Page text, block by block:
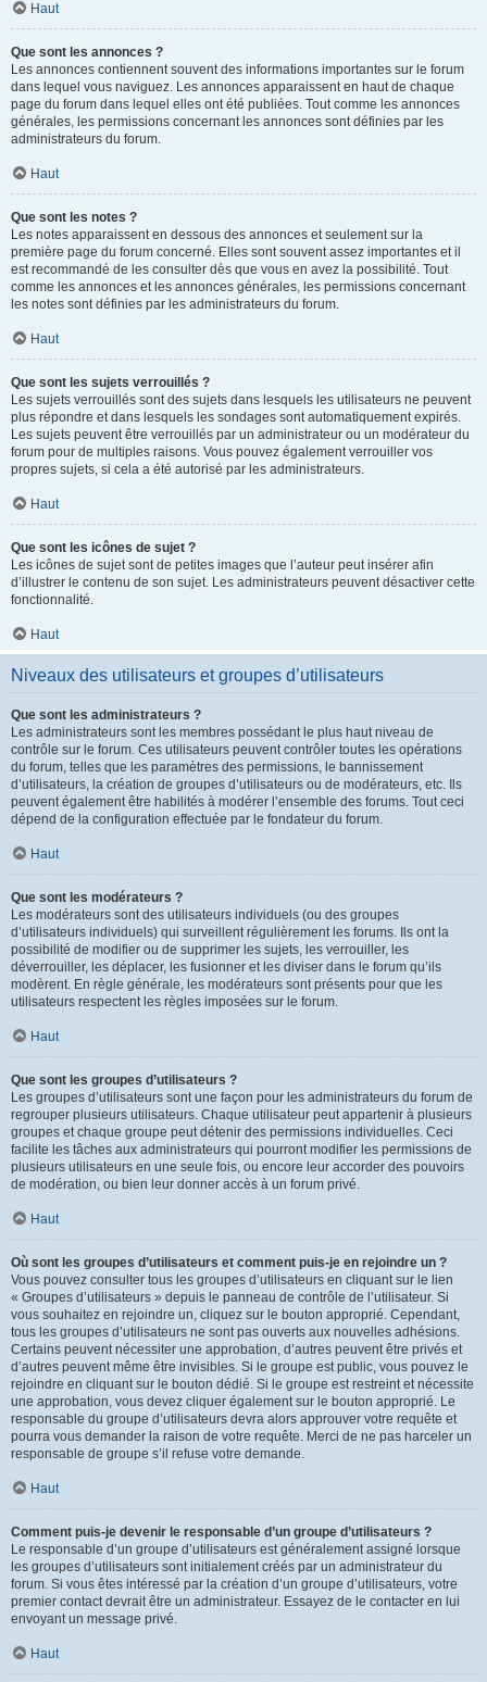
Haut
Que sont les annonces ?
Les annonces contiennent souvent des informations importantes sur le forum
dans lequel vous naviguez. Les annonces apparaissent en haut de chaque
page du forum dans lequel elles ont été publiées. Tout comme les annonces
générales, les permissions concernant les annonces sont définies par les
administrateurs du forum.
Haut
Que sont les notes ?
Les notes apparaissent en dessous des annonces et seulement sur la
première page du forum concerné. Elles sont souvent assez importantes et il
est recommandé de les consulter dès que vous en avez la possibilité. Tout
comme les annonces et les annonces générales, les permissions concernant
les notes sont définies par les administrateurs du forum.
Haut
Que sont les sujets verrouillés ?
Les sujets verrouillés sont des sujets dans lesquels les utilisateurs ne peuvent
plus répondre et dans lesquels les sondages sont automatiquement expirés.
Les sujets peuvent être verrouillés par un administrateur ou un modérateur du
forum pour de multiples raisons. Vous pouvez également verrouiller vos
propres sujets, si cela a été autorisé par les administrateurs.
Haut
Que sont les icônes de sujet ?
Les icônes de sujet sont de petites images que l’auteur peut insérer afin
d’illustrer le contenu de son sujet. Les administrateurs peuvent désactiver cette
fonctionnalité.
Haut
Niveaux des utilisateurs et groupes d’utilisateurs
Que sont les administrateurs ?
Les administrateurs sont les membres possédant le plus haut niveau de
contrôle sur le forum. Ces utilisateurs peuvent contrôler toutes les opérations
du forum, telles que les paramètres des permissions, le bannissement
d’utilisateurs, la création de groupes d’utilisateurs ou de modérateurs, etc. Ils
peuvent également être habilités à modérer l’ensemble des forums. Tout ceci
dépend de la configuration effectuée par le fondateur du forum.
Haut
Que sont les modérateurs ?
Les modérateurs sont des utilisateurs individuels (ou des groupes
d’utilisateurs individuels) qui surveillent régulièrement les forums. Ils ont la
possibilité de modifier ou de supprimer les sujets, les verrouiller, les
déverrouiller, les déplacer, les fusionner et les diviser dans le forum qu’ils
modèrent. En règle générale, les modérateurs sont présents pour que les
utilisateurs respectent les règles imposées sur le forum.
Haut
Que sont les groupes d’utilisateurs ?
Les groupes d’utilisateurs sont une façon pour les administrateurs du forum de
regrouper plusieurs utilisateurs. Chaque utilisateur peut appartenir à plusieurs
groupes et chaque groupe peut détenir des permissions individuelles. Ceci
facilite les tâches aux administrateurs qui pourront modifier les permissions de
plusieurs utilisateurs en une seule fois, ou encore leur accorder des pouvoirs
de modération, ou bien leur donner accès à un forum privé.
Haut
Où sont les groupes d’utilisateurs et comment puis-je en rejoindre un ?
Vous pouvez consulter tous les groupes d’utilisateurs en cliquant sur le lien
« Groupes d’utilisateurs » depuis le panneau de contrôle de l’utilisateur. Si
vous souhaitez en rejoindre un, cliquez sur le bouton approprié. Cependant,
tous les groupes d’utilisateurs ne sont pas ouverts aux nouvelles adhésions.
Certains peuvent nécessiter une approbation, d’autres peuvent être privés et
d’autres peuvent même être invisibles. Si le groupe est public, vous pouvez le
rejoindre en cliquant sur le bouton dédié. Si le groupe est restreint et nécessite
une approbation, vous devez cliquer également sur le bouton approprié. Le
responsable du groupe d’utilisateurs devra alors approuver votre requête et
pourra vous demander la raison de votre requête. Merci de ne pas harceler un
responsable de groupe s’il refuse votre demande.
Haut
Comment puis-je devenir le responsable d’un groupe d’utilisateurs ?
Le responsable d’un groupe d’utilisateurs est généralement assigné lorsque
les groupes d’utilisateurs sont initialement créés par un administrateur du
forum. Si vous êtes intéressé par la création d’un groupe d’utilisateurs, votre
premier contact devrait être un administrateur. Essayez de le contacter en lui
envoyant un message privé.
Haut